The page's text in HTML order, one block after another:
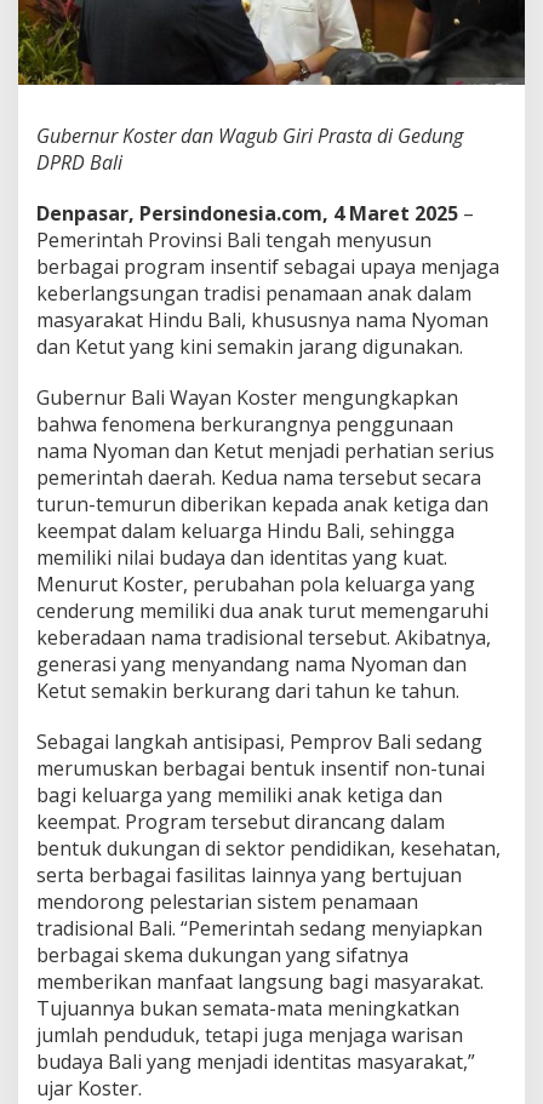
P
o
g
m
u
s
u
s
u
n
u
L
e
s
a
r
i
k
a
n
N
a
m
a
r
a
d
s
o
n
a
l
N
y
o
m
a
n
Gubernur Koster dan Wagub Giri Prasta di Gedung
DPRD Bali
Denpasar, Persindonesia.com, 4 Maret 2025 –
Pemerintah Provinsi Bali tengah menyusun
berbagai program insentif sebagai upaya menjaga
keberlangsungan tradisi penamaan anak dalam
masyarakat Hindu Bali, khususnya nama Nyoman
dan Ketut yang kini semakin jarang digunakan.
Gubernur Bali Wayan Koster mengungkapkan
bahwa fenomena berkurangnya penggunaan
nama Nyoman dan Ketut menjadi perhatian serius
pemerintah daerah. Kedua nama tersebut secara
turun-temurun diberikan kepada anak ketiga dan
keempat dalam keluarga Hindu Bali, sehingga
memiliki nilai budaya dan identitas yang kuat.
Menurut Koster, perubahan pola keluarga yang
cenderung memiliki dua anak turut memengaruhi
keberadaan nama tradisional tersebut. Akibatnya,
generasi yang menyandang nama Nyoman dan
Ketut semakin berkurang dari tahun ke tahun.
Sebagai langkah antisipasi, Pemprov Bali sedang
merumuskan berbagai bentuk insentif non-tunai
bagi keluarga yang memiliki anak ketiga dan
keempat. Program tersebut dirancang dalam
bentuk dukungan di sektor pendidikan, kesehatan,
serta berbagai fasilitas lainnya yang bertujuan
mendorong pelestarian sistem penamaan
tradisional Bali. “Pemerintah sedang menyiapkan
berbagai skema dukungan yang sifatnya
memberikan manfaat langsung bagi masyarakat.
Tujuannya bukan semata-mata meningkatkan
jumlah penduduk, tetapi juga menjaga warisan
budaya Bali yang menjadi identitas masyarakat,”
ujar Koster.